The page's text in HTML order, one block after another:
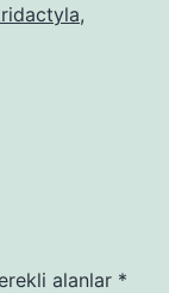
,
alanlar *